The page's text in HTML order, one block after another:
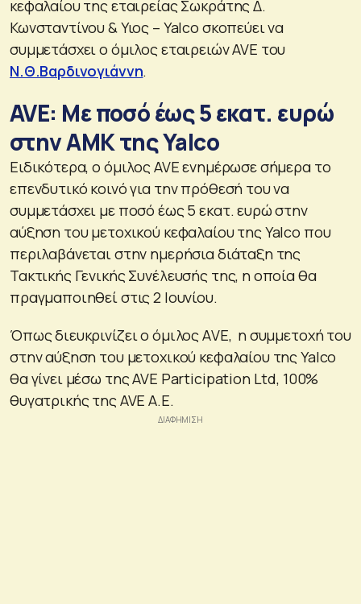
κεφαλαίου της εταιρείας Σωκράτης Δ.
Κωνσταντίνου & Υιος – Yalco σκοπεύει να
συμμετάσχει ο όμιλος εταιρειών AVE του
Ν.Θ.Βαρδινογιάννη.
AVE: Με ποσό έως 5 εκατ. ευρώ
στην ΑΜΚ της Yalco
Ειδικότερα, ο όμιλος AVE ενημέρωσε σήμερα το
επενδυτικό κοινό για την πρόθεσή του να
συμμετάσχει με ποσό έως 5 εκατ. ευρώ στην
αύξηση του μετοχικού κεφαλαίου της Yalco που
περιλαβάνεται στην ημερήσια διάταξη της
Τακτικής Γενικής Συνέλευσής της, η οποία θα
πραγμαποιηθεί στις 2 Ιουνίου.
Όπως διευκρινίζει ο όμιλος ΑVE, η συμμετοχή του
στην αύξηση του μετοχικού κεφαλαίου της Yalco
θα γίνει μέσω της AVE Participation Ltd, 100%
θυγατρικής της AVE A.E.